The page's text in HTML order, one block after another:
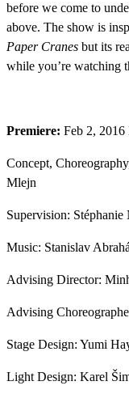
before we come to
above. The show is
Paper Cranes but its
while you’re watching
Premiere: Feb 2,
Concept,
Mlejn
Supervision: Stéphanie
Music: Stanislav
Advising Director:
Advising
Stage Design: Yumi
Light Design: Karel